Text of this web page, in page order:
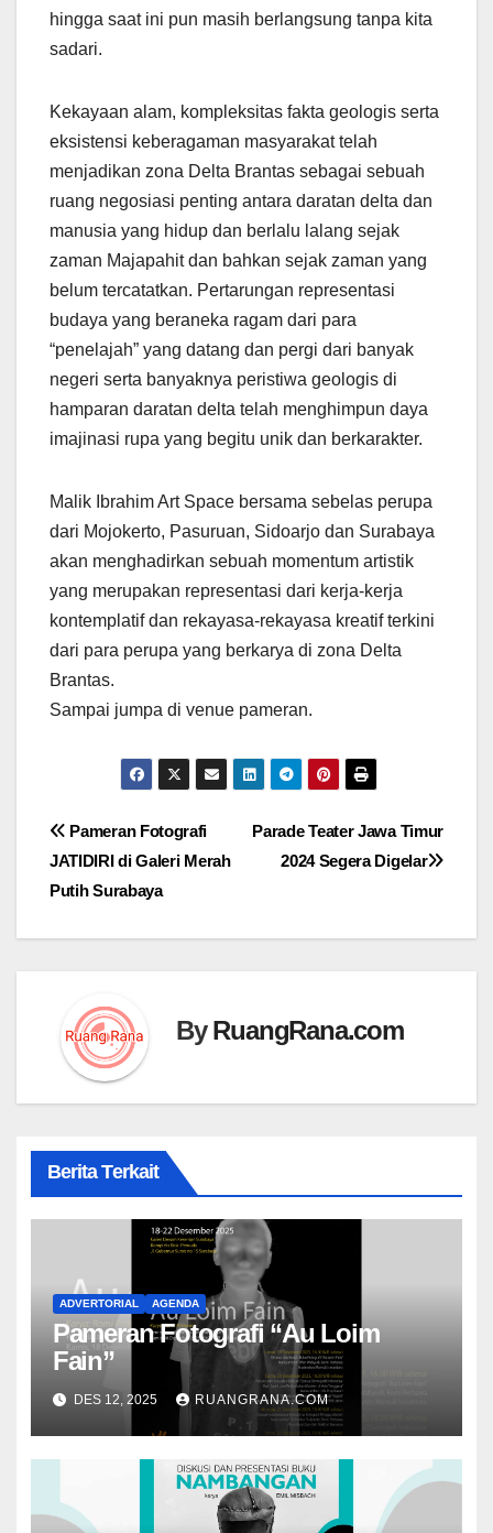
hingga saat ini pun masih berlangsung tanpa kita
sadari.
Kekayaan alam, kompleksitas fakta geologis serta
eksistensi keberagaman masyarakat telah
menjadikan zona Delta Brantas sebagai sebuah
ruang negosiasi penting antara daratan delta dan
manusia yang hidup dan berlalu lalang sejak
zaman Majapahit dan bahkan sejak zaman yang
belum tercatatkan. Pertarungan representasi
budaya yang beraneka ragam dari para
“penelajah” yang datang dan pergi dari banyak
negeri serta banyaknya peristiwa geologis di
hamparan daratan delta telah menghimpun daya
imajinasi rupa yang begitu unik dan berkarakter.
Malik Ibrahim Art Space bersama sebelas perupa
dari Mojokerto, Pasuruan, Sidoarjo dan Surabaya
akan menghadirkan sebuah momentum artistik
yang merupakan representasi dari kerja-kerja
kontemplatif dan rekayasa-rekayasa kreatif terkini
dari para perupa yang berkarya di zona Delta
Brantas.
Sampai jumpa di venue pameran.
Navigasi
pos
Parade Teater Jawa Timur
2024 Segera Digelar
Pameran Fotografi
JATIDIRI di Galeri Merah
Putih Surabaya
ByRuangRana.com
Berita Terkait
ADVERTORIAL AGENDA
Pameran Fotografi “Au Loim
Fain”
DES 12, 2025 RUANGRANA.COM